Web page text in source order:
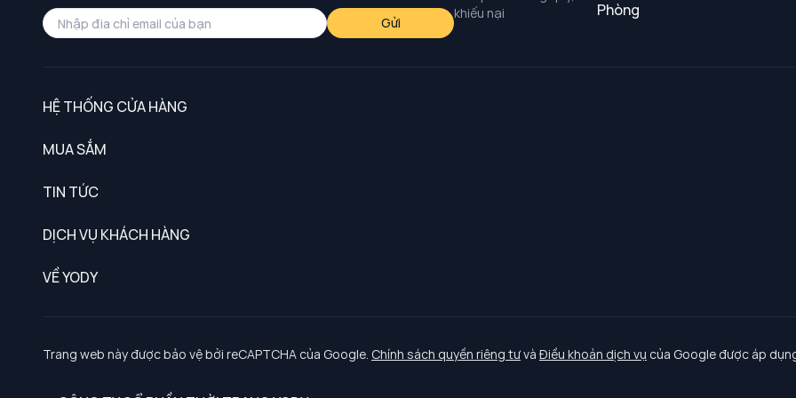
khiếu nại
Phòng
Gửi
HỆ THỐNG CỬA HÀNG
MUA SẮM
TIN TỨC
DỊCH VỤ KHÁCH HÀNG
Chính sách khách hàng thân thiết
Chính sách bảo vệ dữ liệu cá nhân
Chính sách thanh toán, giao nhận
VỀ YODY
Tuyển dụng
Trang web này được bảo vệ bởi reCAPTCHA của Google. Chính sách quyền riêng tưvà Điều khoản dịch vụ của Google được áp